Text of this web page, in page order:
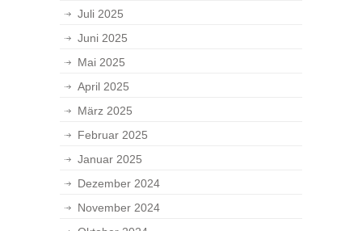
Juli 2025
Juni 2025
Mai 2025
April 2025
März 2025
Februar 2025
Januar 2025
Dezember 2024
November 2024